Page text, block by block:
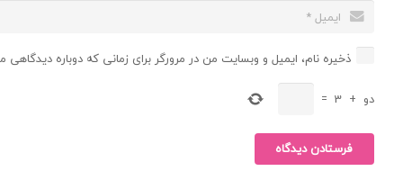
ذخیره نام، ایمیل و وبسایت من در مرورگر برای زمانی که دوباره
دو +
3
=
فرستادن دیدگاه